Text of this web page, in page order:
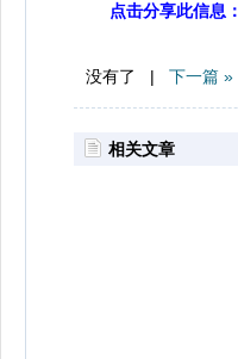
点击分享此信息：
没有了 | 下一篇 »
相关文章